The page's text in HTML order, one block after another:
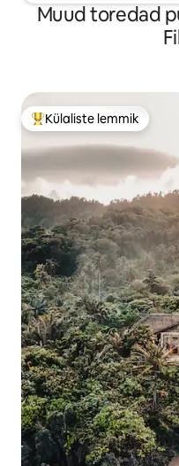
Muud toredad
Külaliste suur lemmik
Külaliste lemmik